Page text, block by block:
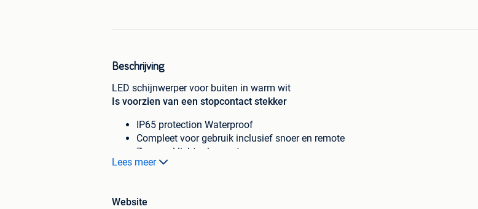
Beschrijving
LED schijnwerper voor buiten in warm wit
Is voorzien van een stopcontact stekker
IP65 protection Waterproof
Compleet voor gebruik inclusief snoer en remote
Zeer veel lichtopbrengst
Warm Wit
Materiaal Behuizing: Aluminium Legering
Lees meer
Website